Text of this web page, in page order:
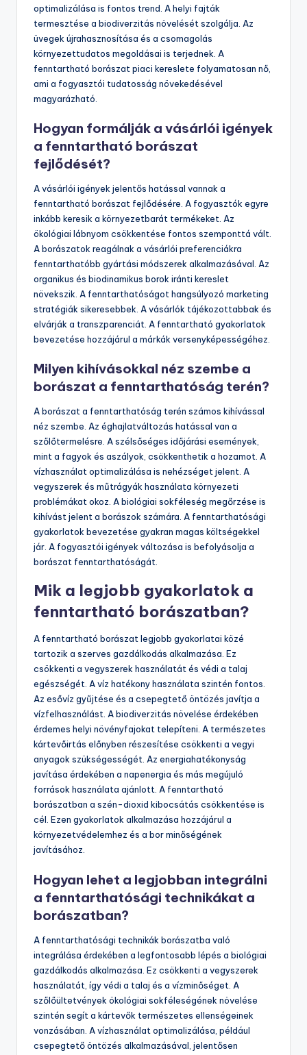
borászatban?
A fenntartható borászatban a következő trendek
figyelhetők meg. Növekvő hangsúlyt kap a biodinamikus
gazdálkodás. A szőlőültetvények vegyszermentes
kezelése egyre elterjedtebb. Az ökológiai lábnyom
csökkentése érdekében a borászatok energiahatékony
technológiákat alkalmaznak. A vízhasználat
optimalizálása is fontos trend. A helyi fajták
termesztése a biodiverzitás növelését szolgálja. Az
üvegek újrahasznosítása és a csomagolás
környezettudatos megoldásai is terjednek. A
ami a fogyasztói tudatosság növekedésével
Hogyan formálják a vásárlói igények
a fenntartható borászat
fejlődését?
A vásárlói igények jelentős hatással vannak a
fenntartható borászat fejlődésére. A fogyasztók egyre
inkább keresik a környezetbarát termékeket. Az
ökológiai lábnyom csökkentése fontos szemponttá vált.
A borászatok reagálnak a vásárlói preferenciákra
fenntarthatóbb gyártási módszerek alkalmazásával. Az
organikus és biodinamikus borok iránti kereslet
növekszik. A fenntarthatóságot hangsúlyozó marketing
stratégiák sikeresebbek. A vásárlók tájékozottabbak és
elvárják a transzparenciát. A fenntartható gyakorlatok
bevezetése hozzájárul a márkák versenyképességéhez.
Milyen kihívásokkal néz szembe a
borászat a fenntarthatóság terén?
A borászat a fenntarthatóság terén számos kihívással
néz szembe. Az éghajlatváltozás hatással van a
szőlőtermelésre. A szélsőséges időjárási események,
mint a fagyok és aszályok, csökkenthetik a hozamot. A
vízhasználat optimalizálása is nehézséget jelent. A
vegyszerek és műtrágyák használata környezeti
problémákat okoz. A biológiai sokféleség megőrzése is
gyakorlatok bevezetése gyakran magas költségekkel
jár. A fogyasztói igények változása is befolyásolja a
borászat fenntarthatóságát.
Mik a legjobb gyakorlatok a
fenntartható borászatban?
A fenntartható borászat legjobb gyakorlatai közé
tartozik a szerves gazdálkodás alkalmazása. Ez
csökkenti a vegyszerek használatát és védi a talaj
egészségét. A víz hatékony használata szintén fontos.
vízfelhasználást. A biodiverzitás növelése érdekében
érdemes helyi növényfajokat telepíteni. A természetes
kártevőirtás előnyben részesítése csökkenti a vegyi
anyagok szükségességét. Az energiahatékonyság
javítása érdekében a napenergia és más megújuló
források használata ajánlott. A fenntartható
borászatban a szén-dioxid kibocsátás csökkentése is
környezetvédelemhez és a bor minőségének
javításához.
Hogyan lehet a legjobban integrálni
a fenntarthatósági technikákat a
borászatban?
A fenntarthatósági technikák borászatba való